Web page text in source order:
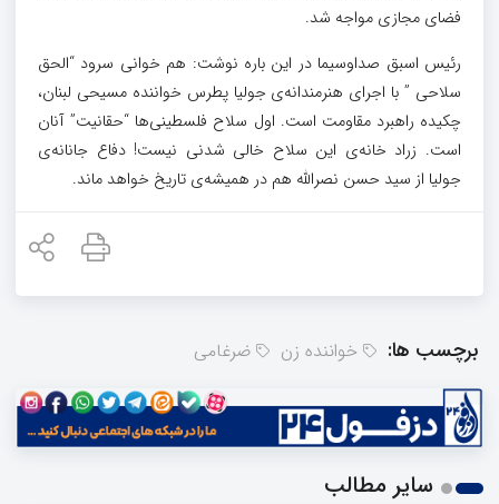
فضای مجازی مواجه شد.
رئیس اسبق صداوسیما در این باره نوشت: هم خوانی سرود “الحق
سلاحی ” با اجرای هنرمندانه‌ی جولیا پطرس خواننده مسیحی لبنان،
چکیده راهبرد مقاومت است. اول سلاح فلسطینی‌ها “حقانیت” آنان
است. زراد خانه‌ی این سلاح خالی شدنی نیست! دفاع جانانه‌ی
جولیا از سید حسن نصرالله هم در همیشه‌ی تاریخ خواهد ماند.
برچسب ها: خواننده زن ضرغامی
سایر مطالب